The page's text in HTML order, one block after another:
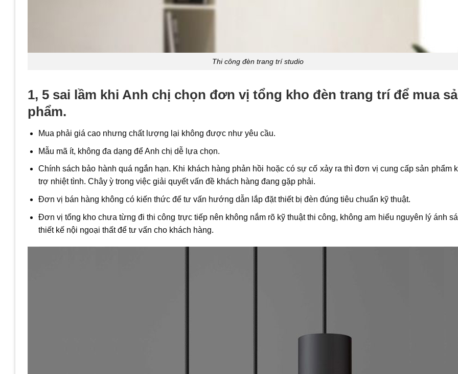
Thi công đèn trang trí studio
1, 5 sai lầm khi Anh chị chọn đơn vị tổng kho đèn trang trí để mua
phẩm.
Mua phải giá cao nhưng chất lượng lại không được như yêu cầu.
Mẫu mã ít, không đa dạng để Anh chị dễ lựa chọn.
Chính sách bảo hành quá ngắn hạn. Khi khách hàng phản hồi hoặc có sự cố xảy ra thì đơn vị cung cấp sản phẩm
trợ nhiệt tình. Chây ỳ trong việc giải quyết vấn đề khách hàng đang gặp phải.
Đơn vị bán hàng không có kiến thức để tư vấn hướng dẫn lắp đặt thiết bị đèn đúng tiêu chuẩn kỹ thuật.
Đơn vị tổng kho chưa từng đi thi công trực tiếp nên không nắm rõ kỹ thuật thi công, không am hiểu nguyên lý ánh
thiết kế nội ngoại thất để tư vấn cho khách hàng.